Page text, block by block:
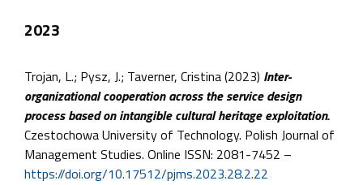
2023
Trojan, L.; Pysz, J.; Taverner, Cristina (2023) Inter-
organizational cooperation across the service design
process based on intangible cultural heritage exploitation.
Czestochowa University of Technology. Polish Journal of
Management Studies. Online ISSN: 2081-7452 –
https://doi.org/10.17512/pjms.2023.28.2.22